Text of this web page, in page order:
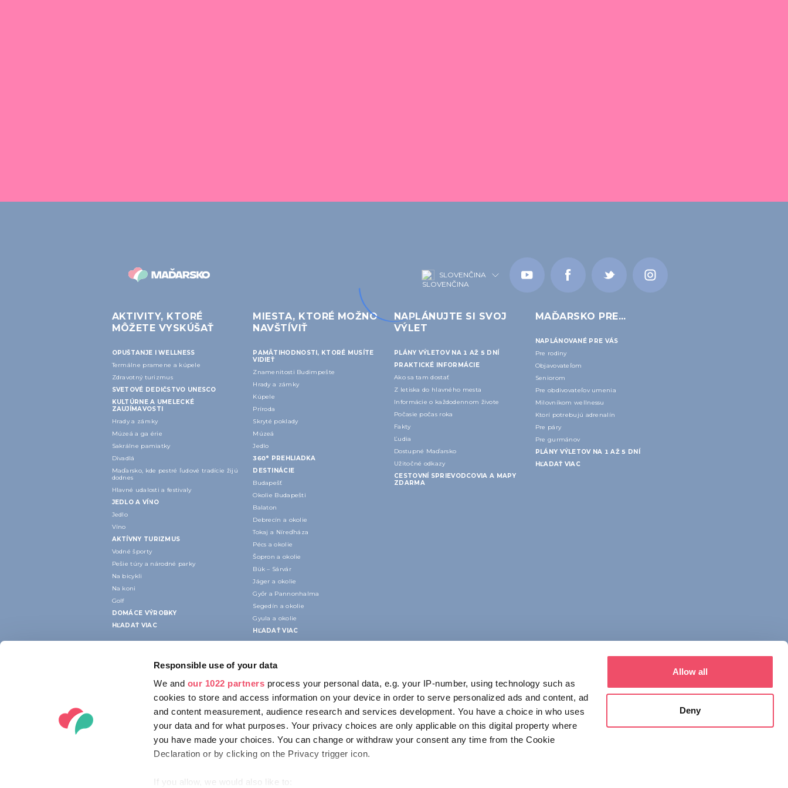
Responsible use of your data
We and our 1022 partners process your personal data, e.g. your IP-number, using technology such as
cookies to store and access information on your device in order to serve personalized ads and content, ad
and content measurement, audience research and services development. You have a choice in who uses
your data and for what purposes. Your privacy choices are only applicable on this digital property where
you have made your choices. You can change or withdraw your consent any time from the Cookie
Declaration or by clicking on the Privacy trigger icon.
If you allow, we would also like to:
Allow all
Deny
SLOVENČINA
AKTIVITY, KTORÉ
MÔŽETE VYSKÚŠAŤ
OPUŠTANJE I WELLNESS
Termálne pramene a kúpele
Zdravotný turizmus
SVETOVÉ DEDIČSTVO UNESCO
KULTÚRNE A UMELECKÉ
ZAUJÍMAVOSTI
Hrady a zámky
Múzeá a galérie
Sakrálne pamiatky
Divadlá
Maďarsko, kde pestré ľudové tradície žijú
dodnes
Hlavné udalosti a festivaly
JEDLO A VÍNO
Jedlo
Víno
AKTÍVNY TURIZMUS
Vodné športy
Pešie túry a národné parky
Na bicykli
Na koni
Golf
DOMÁCE VÝROBKY
HĽADAŤ VIAC
MIESTA, KTORÉ MOŽNO
NAVŠTÍVIŤ
PAMÄTIHODNOSTI, KTORÉ MUSÍTE
VIDIEŤ
Znamenitosti Budimpešte
Hrady a zámky
Kúpele
Príroda
Skryté poklady
Múzeá
Jedlo
‎360° PREHLIADKA
DESTINÁCIE
Budapešť
Okolie Budapešti
Balaton
Debrecín a okolie
Tokaj a Níreďháza
Pécs a okolie
Šopron a okolie
Bük – Sárvár
Jáger a okolie
Győr a Pannonhalma
Segedín a okolie
Gyula a okolie
HĽADAŤ VIAC
NAPLÁNUJTE SI SVOJ
VÝLET
PLÁNY VÝLETOV NA 1 AŽ 5 DNÍ
PRAKTICKÉ INFORMÁCIE
Ako sa tam dostať
Z letiska do hlavného mesta
Informácie o každodennom živote
Počasie počas roka
Fakty
Ľudia
Dostupné Maďarsko
Užitočné odkazy
CESTOVNÍ SPRIEVODCOVIA A MAPY
ZDARMA
MAĎARSKO PRE...
NAPLÁNOVANÉ PRE VÁS
Pre rodiny
Objavovateľom
Seniorom
Pre obdivovateľov umenia
Milovníkom wellnessu
Ktorí potrebujú adrenalín
Pre páry
Pre gurmánov
PLÁNY VÝLETOV NA 1 AŽ 5 DNÍ
HĽADAŤ VIAC
KONTAKT
Alkotás utca 19